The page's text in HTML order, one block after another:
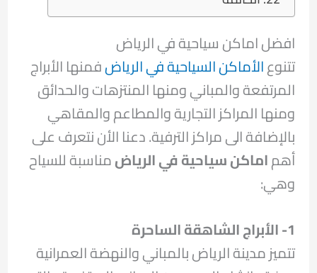
افضل اماكن سياحية في الرياض
تتنوعالأماكن السياحية في الرياضفمنها الأبراج
المرتفعة والمباني ومنها المنتزهات والحدائق
ومنها المراكز التجارية والمطاعم والمقاهي
بالإضافة الى مراكز الترفية. دعنا الأن نتعرف على
أهماماكن سياحية في الرياضمناسبة للسياح
وهي:
1- الأبراج الشاهقة الساحرة
تتميز مدينة الرياض بالمباني والنهضة العمرانية